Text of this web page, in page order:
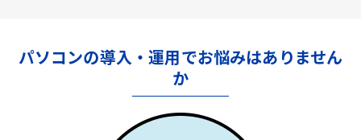
パソコンの導入・運用でお悩みはありません
か